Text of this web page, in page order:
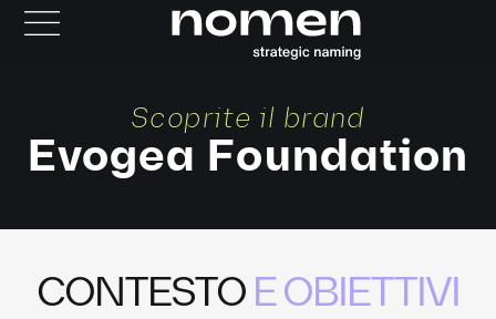
Scoprite il brand
Evogea Foundation
CONTESTO E OBIETTIVI